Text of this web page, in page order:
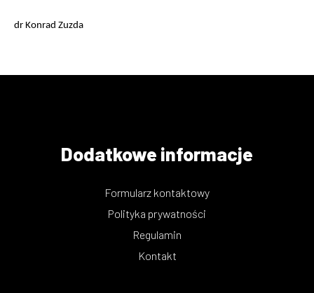
dr Konrad Zuzda
Dodatkowe informacje
Formularz kontaktowy
Polityka prywatności
Regulamin
Kontakt